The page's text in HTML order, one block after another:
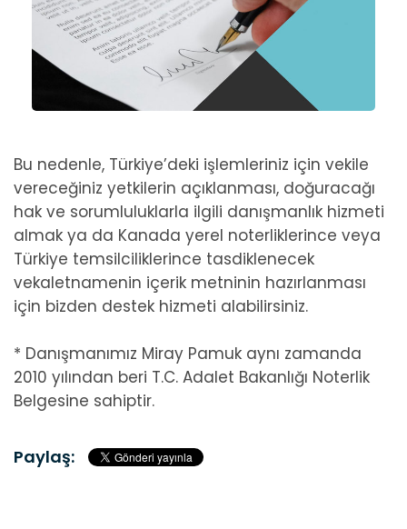
Bu nedenle, Türkiye’deki işlemleriniz için vekile
vereceğiniz yetkilerin açıklanması, doğuracağı
hak ve sorumluluklarla ilgili danışmanlık hizmeti
almak ya da Kanada yerel noterliklerince veya
Türkiye temsilciliklerince tasdiklenecek
vekaletnamenin içerik metninin hazırlanması
için bizden destek hizmeti alabilirsiniz.
* Danışmanımız Miray Pamuk aynı zamanda
2010 yılından beri T.C. Adalet Bakanlığı Noterlik
Belgesine sahiptir.
Paylaş: